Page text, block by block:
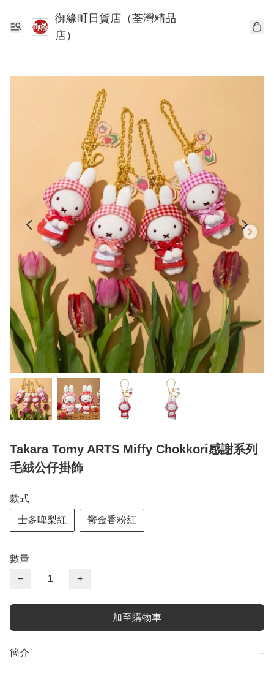
御緣町日貨店（荃灣精品
店）
Takara Tomy ARTS Miffy Chokkori感謝系列
毛絨公仔掛飾
款式
士多啤梨紅 鬱金香粉紅
數量
−
+
加至購物車
簡介 −